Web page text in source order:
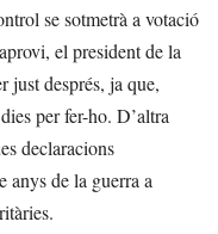
se sotmetrà a votació
el president de la
just després, ja que,
per fer-ho. D’altra
declaracions
anys de la guerra a